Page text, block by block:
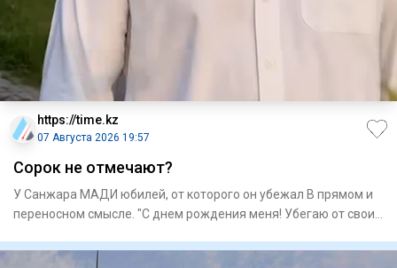
https://time.kz
07 Августа 2026 19:57
Сорок не отмечают?
У Санжара МАДИ юбилей, от которого он убежал В прямом и
переносном смысле. "С днем рождения меня! Убегаю от своих